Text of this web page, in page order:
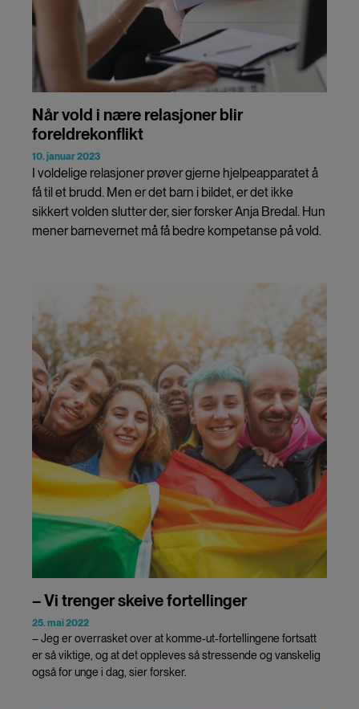
Når vold i nære relasjoner blir
foreldrekonflikt
10. januar 2023
I voldelige relasjoner prøver gjerne hjelpeapparatet å
få til et brudd. Men er det barn i bildet, er det ikke
sikkert volden slutter der, sier forsker Anja Bredal. Hun
mener barnevernet må få bedre kompetanse på vold.
– Vi trenger skeive fortellinger
25. mai 2022
– Jeg er overrasket over at komme-ut-fortellingene fortsatt
er så viktige, og at det oppleves så stressende og vanskelig
også for unge i dag, sier forsker.